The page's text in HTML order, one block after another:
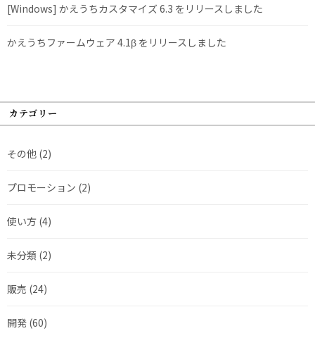
[Windows] かえうちカスタマイズ 6.3 をリリースしました
かえうちファームウェア 4.1β をリリースしました
カテゴリー
その他 (2)
プロモーション (2)
使い方 (4)
未分類 (2)
販売 (24)
開発 (60)